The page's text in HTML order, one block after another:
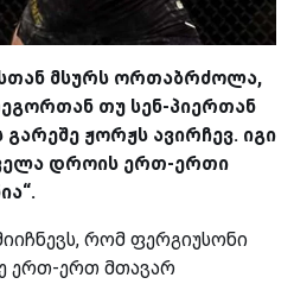
მსურს ორთაბრძოლა,
თუ სენ-პიერთან
ჟორჟს ავირჩევ. იგი
დროის ერთ-ერთი
რომ ფერგიუსონი
ერთ-ერთ მთავარ